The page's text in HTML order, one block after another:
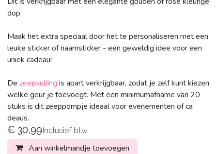
dop.
Maak het extra speciaal door het te personaliseren met een
leuke sticker of naamsticker - een geweldig idee voor een
uniek cadeau!
De zeepvulling is apart verkrijgbaar, zodat je zelf kunt kiezen
welke geur je toevoegt. Met een minimumafname van 20
stuks is dit zeeppompje ideaal voor evenementen of ca​
deaus.
€ 30,99Inclusief btw
Aan winkelmandje toevoegen